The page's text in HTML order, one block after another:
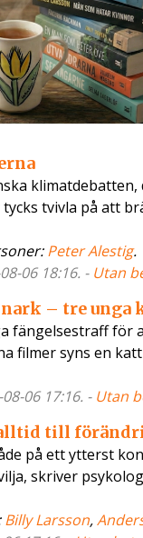
tvivla på att
Peter Alestig.
06 18:16. - Utan
– tre unga
fängelsestraff för
filmer syns en
06 17:16. - Utan
alltid till
på ett ytterst
skriver
Billy Larsson,